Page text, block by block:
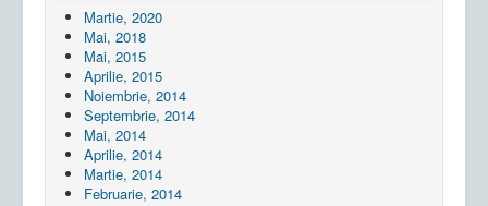
Martie, 2020
Mai, 2018
Mai, 2015
Aprilie, 2015
Noiembrie, 2014
Septembrie, 2014
Mai, 2014
Aprilie, 2014
Martie, 2014
Februarie, 2014